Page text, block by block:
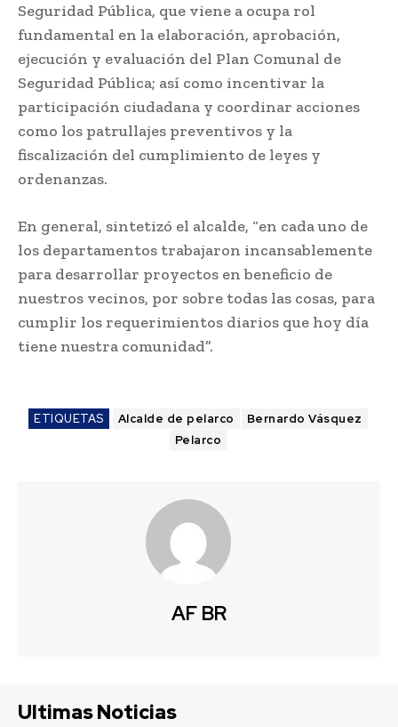
Seguridad Pública, que viene a ocupa rol
fundamental en la elaboración, aprobación,
ejecución y evaluación del Plan Comunal de
Seguridad Pública; así como incentivar la
participación ciudadana y coordinar acciones
como los patrullajes preventivos y la
fiscalización del cumplimiento de leyes y
ordenanzas.
En general, sintetizó el alcalde, “en cada uno de
los departamentos trabajaron incansablemente
para desarrollar proyectos en beneficio de
nuestros vecinos, por sobre todas las cosas, para
cumplir los requerimientos diarios que hoy día
tiene nuestra comunidad”.
ETIQUETAS Alcalde de pelarco
Bernardo Vásquez
Pelarco
AF BR
Ultimas Noticias